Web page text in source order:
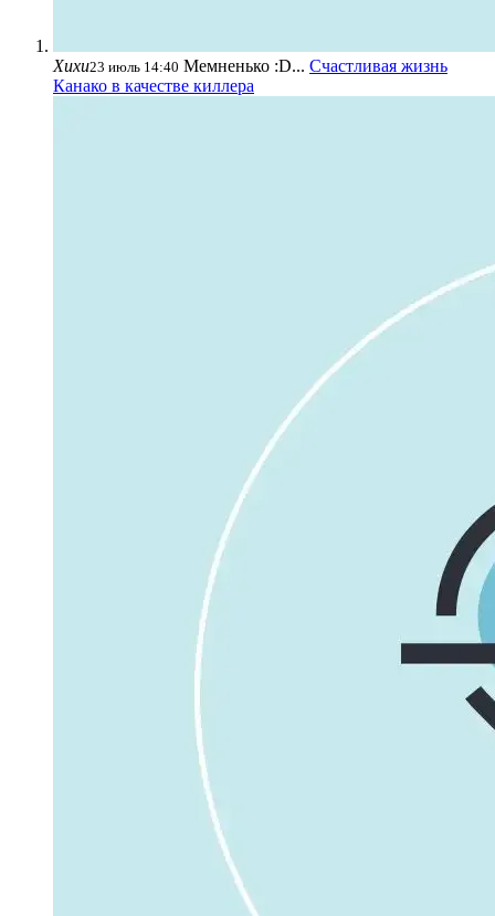
Хихи23 июль 14:40 Мемненько :D... Счастливая жизнь
Канако в качестве киллера